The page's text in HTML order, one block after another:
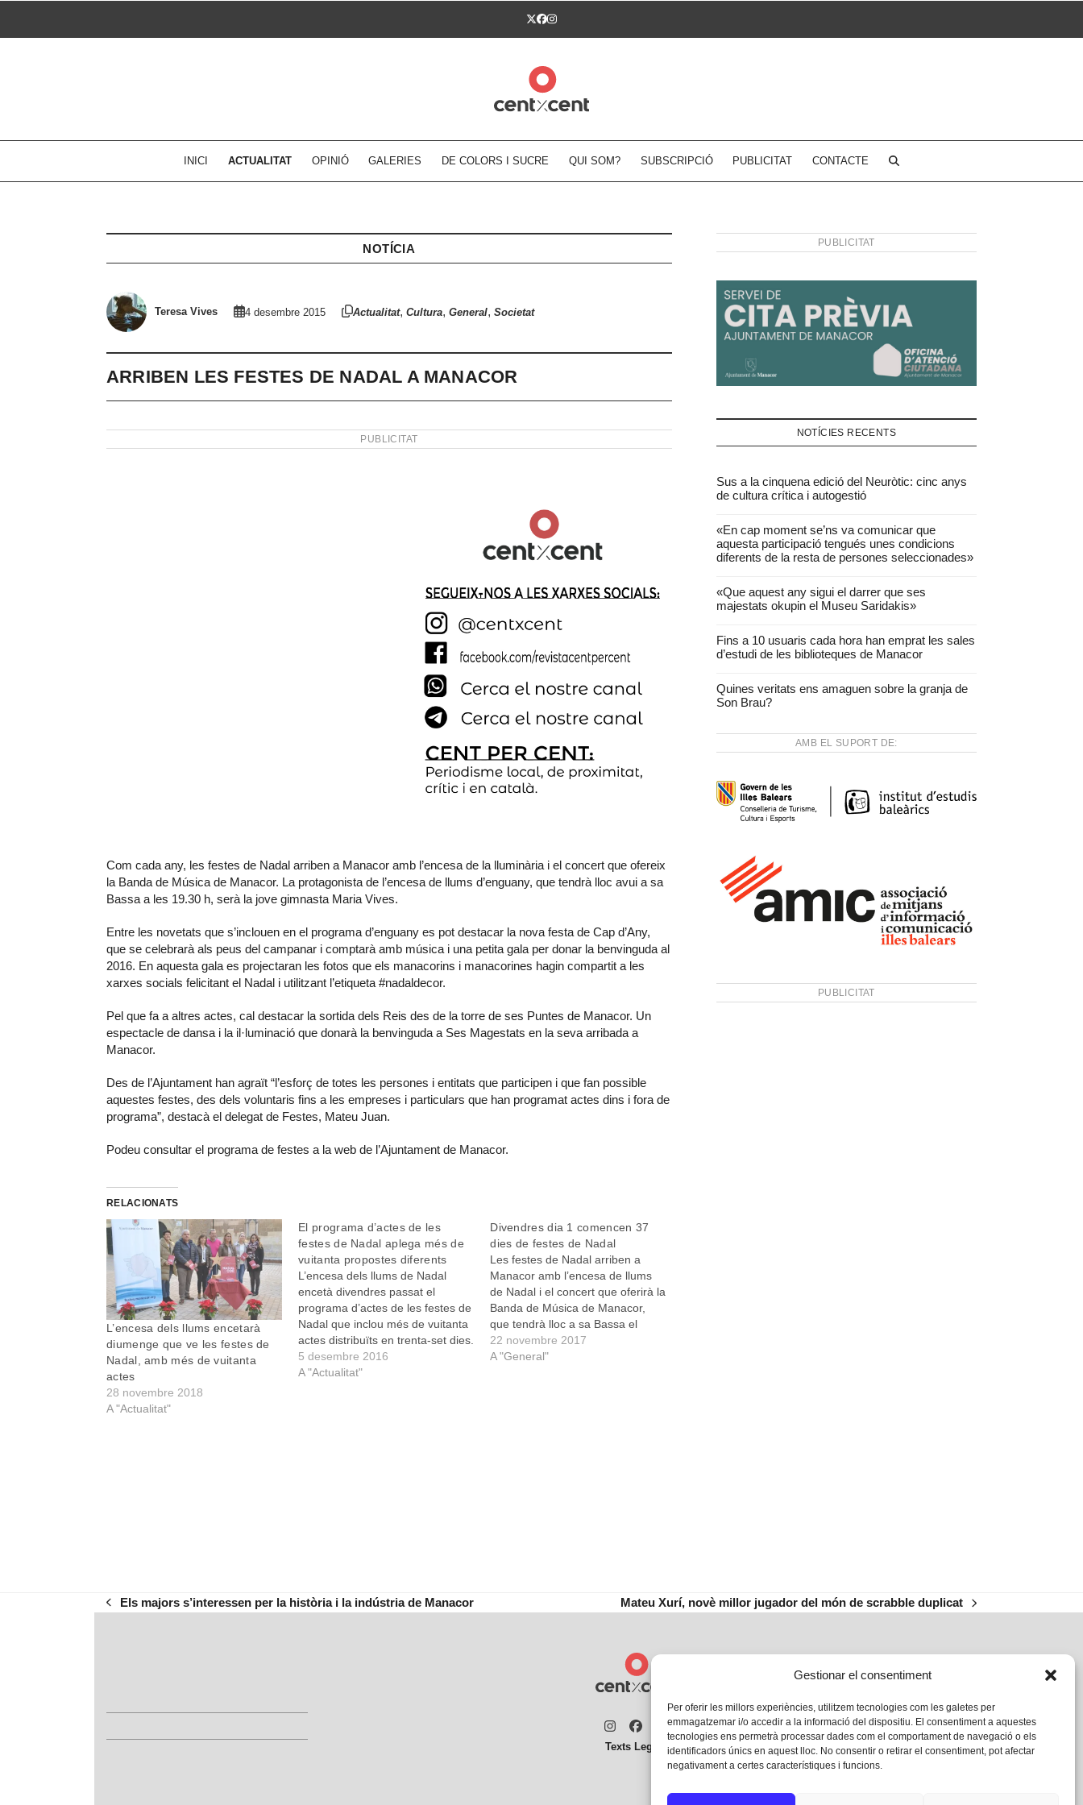
Gestionar el consentiment
Per oferir les millors experiències, utilitzem tecnologies com les galetes per
emmagatzemar i/o accedir a la informació del dispositiu. El consentiment a aquestes
tecnologies ens permetrà processar dades com el comportament de navegació o els
identificadors únics en aquest lloc. No consentir o retirar el consentiment, pot afectar
negativament a certes característiques i funcions.
Twitter
Facebook
Instagram
INICI ACTUALITAT OPINIÓ GALERIES DE COLORS I SUCRE QUI SOM? SUBSCRIPCIÓ PUBLICITAT CONTACTE
NOTÍCIA
Teresa Vives 4 desembre 2015 Actualitat, Cultura, General, Societat
ARRIBEN LES FESTES DE NADAL A MANACOR
PUBLICITAT
Com cada any, les festes de Nadal arriben a Manacor amb l’encesa de la lluminària i el concert que ofereix
la Banda de Música de Manacor. La protagonista de l’encesa de llums d’enguany, que tendrà lloc avui a sa
Bassa a les 19.30 h, serà la jove gimnasta Maria Vives.
Entre les novetats que s’inclouen en el programa d’enguany es pot destacar la nova festa de Cap d’Any,
que se celebrarà als peus del campanar i comptarà amb música i una petita gala per donar la benvinguda al
2016. En aquesta gala es projectaran les fotos que els manacorins i manacorines hagin compartit a les
xarxes socials felicitant el Nadal i utilitzant l’etiqueta #nadaldecor.
Pel que fa a altres actes, cal destacar la sortida dels Reis des de la torre de ses Puntes de Manacor. Un
espectacle de dansa i la il·luminació que donarà la benvinguda a Ses Magestats en la seva arribada a
Manacor.
Des de l’Ajuntament han agraït “l’esforç de totes les persones i entitats que participen i que fan possible
aquestes festes, des dels voluntaris fins a les empreses i particulars que han programat actes dins i fora de
programa”, destacà el delegat de Festes, Mateu Juan.
Podeu consultar el programa de festes a la web de l’Ajuntament de Manacor.
RELACIONATS
L’encesa dels llums encetarà
diumenge que ve les festes de
Nadal, amb més de vuitanta
actes
28 novembre 2018
A "Actualitat"
El programa d’actes de les
festes de Nadal aplega més de
vuitanta propostes diferents
L’encesa dels llums de Nadal
encetà divendres passat el
programa d’actes de les festes de
Nadal que inclou més de vuitanta
actes distribuïts en trenta-set dies.
Durant la presentació del
programa el batle de Manacor,
5 desembre 2016
A "Actualitat"
Divendres dia 1 comencen 37
dies de festes de Nadal
Les festes de Nadal arriben a
Manacor amb l’encesa de llums
de Nadal i el concert que oferirà la
Banda de Música de Manacor,
que tendrà lloc a sa Bassa el
proper divendres dia 1 de
desembre a les 19 h. Després
22 novembre 2017
A "General"
PUBLICITAT
NOTÍCIES RECENTS
Sus a la cinquena edició del Neuròtic: cinc anys
de cultura crítica i autogestió
«En cap moment se’ns va comunicar que
aquesta participació tengués unes condicions
diferents de la resta de persones seleccionades»
«Que aquest any sigui el darrer que ses
majestats okupin el Museu Saridakis»
Fins a 10 usuaris cada hora han emprat les sales
d’estudi de les biblioteques de Manacor
Quines veritats ens amaguen sobre la granja de
Son Brau?
AMB EL SUPORT DE:
PUBLICITAT
previous
Els majors s’interessen per la història i la indústria de Manacor
next
Mateu Xurí, novè millor jugador del món de scrabble duplicat
Instagram
Facebook
Twitter
Texts Legals